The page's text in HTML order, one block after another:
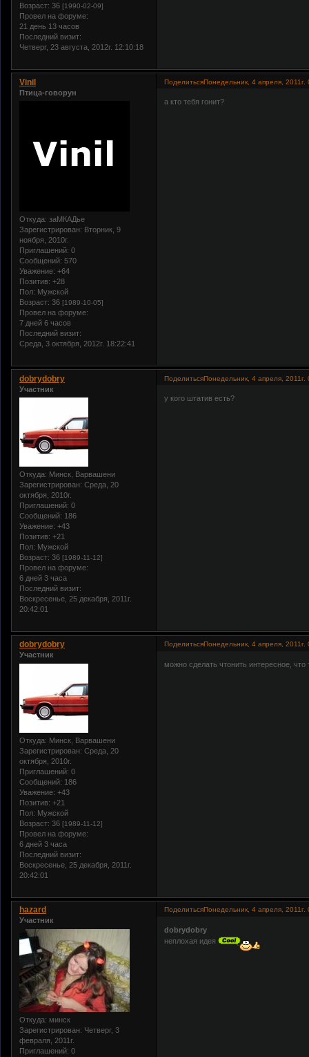
Возраст: 36 [1990-02-09]
Провел на форуме:
21 день 13 часов
Последний визит:
Четверг, 23 августа, 2012г. 12:10:18
ПоделитьсяПонедельник, 4 апреля, 2011г.
Vinil
Птица-говорун
Откуда: заМКАДье
Зарегистрирован: Вторник, 9
ноября, 2010г.
Приглашений: 0
Сообщений: 570
Уважение: +64
Позитив: +28
Пол: Мужской
Возраст: 36 [1989-10-05]
Провел на форуме:
7 дней 6 часов
Последний визит:
Среда, 3 октября, 2012г. 18:22:41
а кто тебя гонит?
ПоделитьсяПонедельник, 4 апреля, 2011г.
dobrydobry
Участник
Откуда: Минск, Варвашени
Зарегистрирован: Среда, 20
октября, 2010г.
Приглашений: 0
Сообщений: 186
Уважение: +43
Позитив: +21
Пол: Мужской
Возраст: 36 [1989-11-12]
Провел на форуме:
6 дней 3 часа
Последний визит:
Воскресенье, 25 декабря, 2011г.
20:42:01
у кого штатив есть?
ПоделитьсяПонедельник, 4 апреля, 2011г.
dobrydobry
Участник
Откуда: Минск, Варвашени
Зарегистрирован: Среда, 20
октября, 2010г.
Приглашений: 0
Сообщений: 186
Уважение: +43
Позитив: +21
Пол: Мужской
Возраст: 36 [1989-11-12]
Провел на форуме:
6 дней 3 часа
Последний визит:
Воскресенье, 25 декабря, 2011г.
20:42:01
можно сделать чтонить интересное,
ПоделитьсяПонедельник, 4 апреля, 2011г.
hazard
Участник
Откуда: минск
Зарегистрирован: Четверг, 3
февраля, 2011г.
Приглашений: 0
dobrydobry
неплохая идея